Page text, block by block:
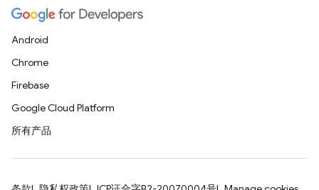
Android
Chrome
Firebase
Google Cloud Platform
所有产品